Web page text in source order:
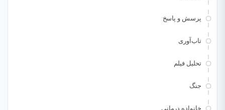
پرسش و پاسخ
تاب‌آوری
تحلیل فیلم
جنگ
خانواده درمانی